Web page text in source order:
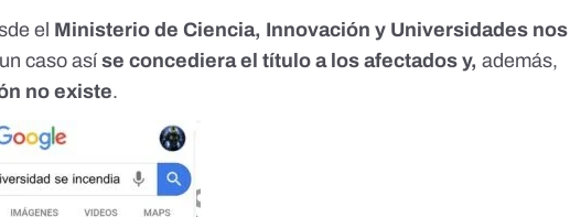
el Ministerio de Ciencia, Innovación y Universidades nos
caso asíse concediera el título a los afectados y,además,
no existe.